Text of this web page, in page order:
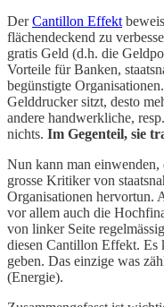
DerCantillon Effekt
flächendeckend zu
gratis Geld (d.h. die
Vorteile für Banken,
begünstigte
Gelddrucker sitzt, desto
andere handwerkliche,
nichts. Im Gegenteil, sie
Nun kann man einwenden,
grosse Kritiker von
Organisationen hervortun.
vor allem auch die
von linker Seite
diesen Cantillon Effekt. Es
geben. Das einzige was
(Energie).